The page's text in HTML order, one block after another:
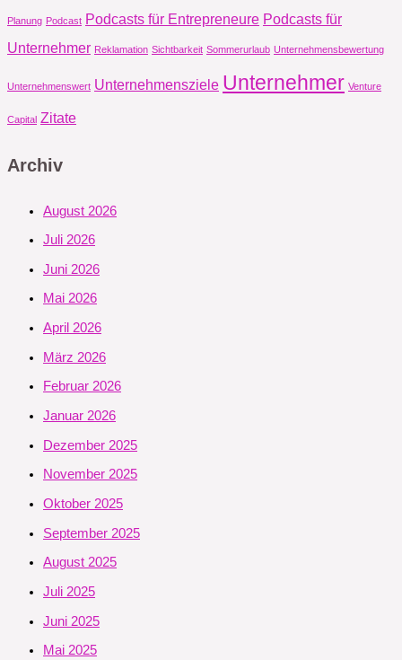
Planung Podcast Podcasts für Entrepreneure Podcasts für
Unternehmer Reklamation Sichtbarkeit Sommerurlaub Unternehmensbewertung
Unternehmenswert Unternehmensziele Unternehmer Venture
Capital Zitate
Archiv
August 2026
Juli 2026
Juni 2026
Mai 2026
April 2026
März 2026
Februar 2026
Januar 2026
Dezember 2025
November 2025
Oktober 2025
September 2025
August 2025
Juli 2025
Juni 2025
Mai 2025